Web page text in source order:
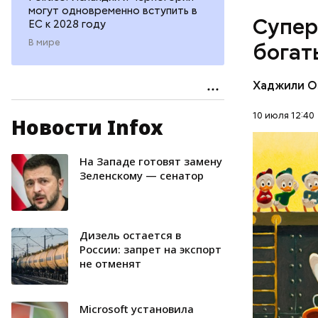
могут одновременно вступить в
ЕС к 2028 году
В мире
Новости Infox
На Западе готовят замену
Зеленскому — сенатор
Дизель остается в
России: запрет на экспорт
не отменят
Microsoft установила
Хаджили
10 июля 12:40
делала
ДЕНЬГИ